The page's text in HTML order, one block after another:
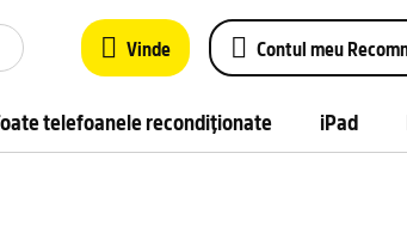
Vinde Contul meu
telefoanele recondiționate iPad